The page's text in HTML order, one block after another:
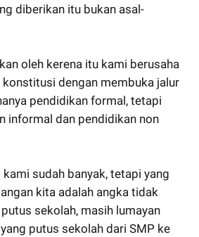
diberikan itu bukan asal-
oleh kerena itu kami berusaha
konstitusi dengan membuka jalur
pendidikan formal, tetapi
informal dan pendidikan non
sudah banyak, tetapi yang
kita adalah angka tidak
sekolah, masih lumayan
putus sekolah dari SMP ke